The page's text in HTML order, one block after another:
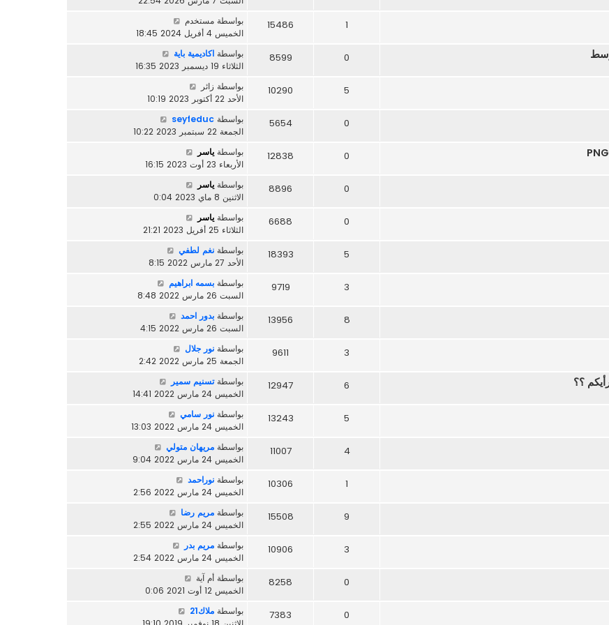
1
15486 بواسطة مستخدم
الخميس 4 أفريل 2024 18:45
0
8599 بواسطة اكاديمية باية
الثلاثاء 19 ديسمبر 2023 16:35
5
10290 بواسطة زائر
الأحد 22 أكتوبر 2023 10:19
0
5654 بواسطة seyfeduc
الجمعة 22 سبتمبر 2023 10:22
0
12838 بواسطةياسر
الأربعاء 23 أوت 2023 16:15
0
8896 بواسطةياسر
الاثنين 8 ماي 2023 0:04
0
6688 بواسطةياسر
الثلاثاء 25 أفريل 2023 21:21
5
18393 بواسطة نغم لطفي
الأحد 27 مارس 2022 8:15
3
9719 بواسطة بسمه ابراهيم
السبت 26 مارس 2022 8:48
8
13956 بواسطة بدور احمد
السبت 26 مارس 2022 4:15
3
9611 بواسطة نور جلال
الجمعة 25 مارس 2022 2:42
؟؟ 6
12947 بواسطةتسنيم سمير
الخميس 24 مارس 2022 14:41
5
13243 بواسطة نور سامي
الخميس 24 مارس 2022 13:03
4
11007 بواسطة مريهان متولي
الخميس 24 مارس 2022 9:04
1
10306 بواسطة نوراحمد
الخميس 24 مارس 2022 2:56
9
15508 بواسطة مريم رضا
الخميس 24 مارس 2022 2:55
3
10906 بواسطة مريم بدر
الخميس 24 مارس 2022 2:54
0
8258 بواسطة أم آية
الخميس 12 أوت 2021 0:06
0
7383 بواسطة ملاك21